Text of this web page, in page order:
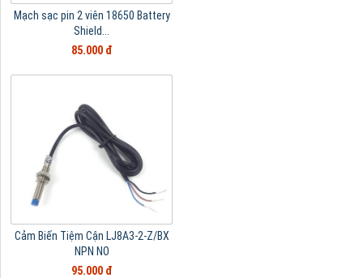
Mạch sạc pin 2 viên 18650 Battery
Shield...
85.000 đ
Cảm Biến Tiệm Cận LJ8A3-2-Z/BX
NPN NO
95.000 đ